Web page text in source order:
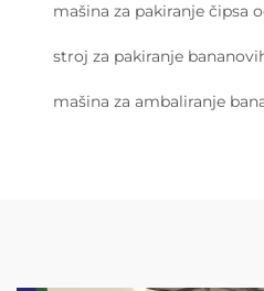
mašina za pakiranje čipsa
stroj za pakiranje
mašina za ambaliranje